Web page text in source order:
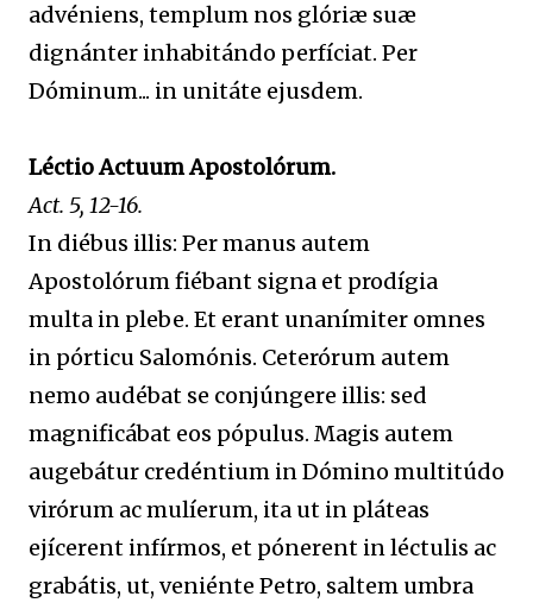
advéniens, templum nos glóriæ suæ
dignánter inhabitándo perfíciat. Per
Dóminum... in unitáte ejusdem.
Léctio Actuum Apostolórum.
Act. 5, 12-16.
In diébus illis: Per manus autem
Apostolórum fiébant signa et prodígia
multa in plebe. Et erant unanímiter omnes
in pórticu Salomónis. Ceterórum autem
nemo audébat se conjúngere illis: sed
magnificábat eos pópulus. Magis autem
augebátur credéntium in Dómino multitúdo
virórum ac mulíerum, ita ut in pláteas
ejícerent infírmos, et pónerent in léctulis ac
grabátis, ut, veniénte Petro, saltem umbra